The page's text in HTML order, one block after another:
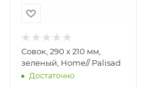
Совок, 290 x 210 мм,
зеленый, Home// Palisad
Достаточно